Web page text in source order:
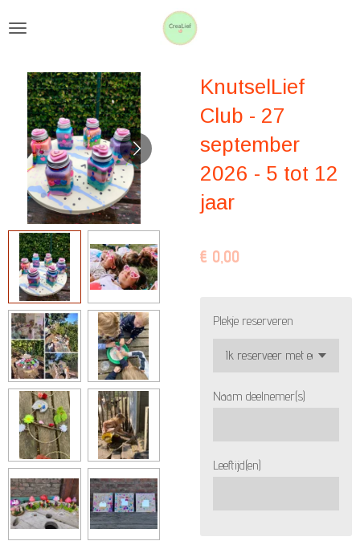
hoofdinhoud
KnutselLief
Club - 27
september
2026 - 5 tot 12
jaar
€ 0,00
Plekje reserveren
Naam deelnemer(s)
Leeftijd(en)